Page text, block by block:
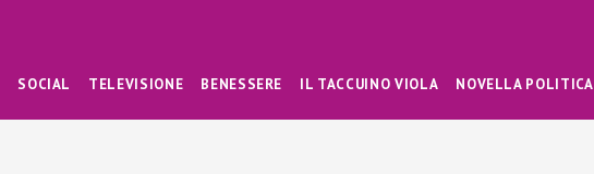
SOCIAL TELEVISIONE BENESSERE IL TACCUINO VIOLA NOVELLA POLITICA